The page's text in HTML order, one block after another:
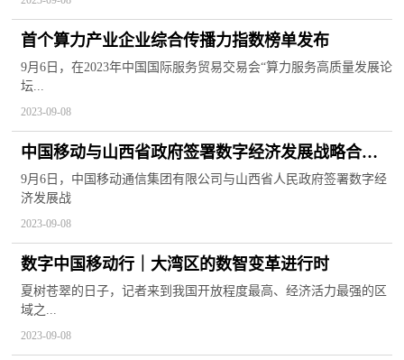
首个算力产业企业综合传播力指数榜单发布
9月6日，在2023年中国国际服务贸易交易会“算力服务高质量发展论
坛...
2023-09-08
中国移动与山西省政府签署数字经济发展战略合作
协议
9月6日，中国移动通信集团有限公司与山西省人民政府签署数字经
济发展战
2023-09-08
数字中国移动行｜大湾区的数智变革进行时
夏树苍翠的日子，记者来到我国开放程度最高、经济活力最强的区
域之...
2023-09-08